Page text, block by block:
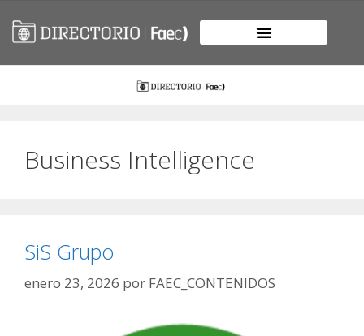
Business Intelligence
SiS Grupo
enero 23, 2026 por FAEC_CONTENIDOS